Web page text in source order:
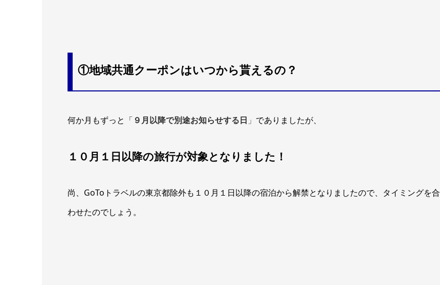
①地域共通クーポンはいつから貰えるの？
何か月もずっと「 ９月以降で別途お知らせする日 」 でありましたが、
１０月１日以降の旅行が対象となりました！
尚、GoToトラベルの東京都除外も１０月１日以降の宿泊から解禁となりましたので、タイミングを合
わせたのでしょう。